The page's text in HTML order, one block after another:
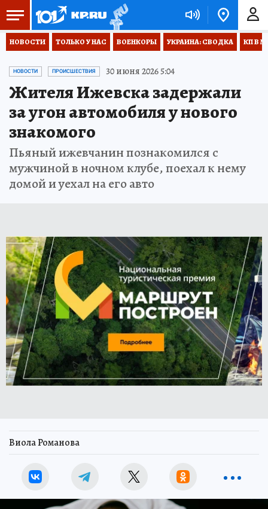
НОВОСТИ ТОЛЬКО У НАС ВОЕНКОРЫ УКРАИНА: СВОДКА КП В
НОВОСТИ ПРОИСШЕСТВИЯ 30 июня 2026 5:04
Жителя Ижевска задержали
за угон автомобиля у нового
знакомого
Пьяный ижевчанин познакомился с
мужчиной в ночном клубе, поехал к нему
домой и уехал на его авто
Виола Романова